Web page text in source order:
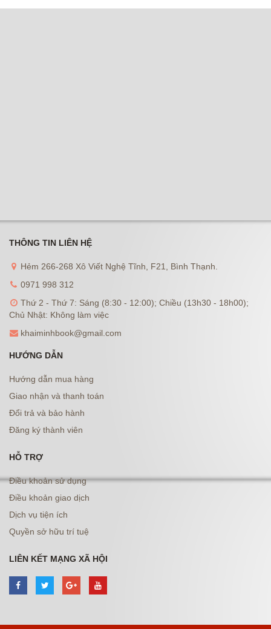
THÔNG TIN LIÊN HỆ
Hẻm 266-268 Xô Viết Nghệ Tĩnh, F21, Bình Thạnh.
0971 998 312
Thứ 2 - Thứ 7: Sáng (8:30 - 12:00); Chiều (13h30 - 18h00);
Chủ Nhật: Không làm việc
khaiminhbook@gmail.com
HƯỚNG DẪN
Hướng dẫn mua hàng
Giao nhận và thanh toán
Đổi trả và bảo hành
Đăng ký thành viên
HỖ TRỢ
Điều khoản sử dụng
Điều khoản giao dịch
Dịch vụ tiện ích
Quyền sở hữu trí tuệ
LIÊN KẾT MẠNG XÃ HỘI